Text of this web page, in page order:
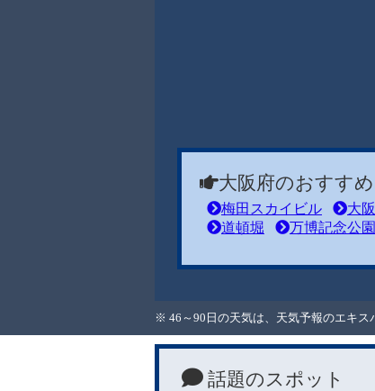
大阪府のおすす
梅田スカイビル 大
道頓堀
万博記念公園
※ 46～90日の天気は、天気予報のエキス
話題のスポット